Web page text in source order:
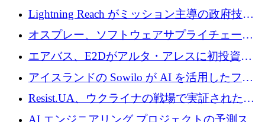
された AI の野望を推進
Lightning Reach がミッション主導の政府技術
グループとしてポートフォリオを拡大し ETG
に買収
オスプレー、ソフトウェアサプライチェーン
攻撃を阻止するために265万ドルを確保
エアバス、E2Dがアルタ・アレスに初投資、
欧州防衛技術ファンドに5億ユーロを拠出
アイスランドの Sowilo が AI を活用したファ
ッション製品インテリジェンス プラットフォ
ームを拡大するためにプレシードを調達
Resist.UA、ウクライナの戦場で実証された防
衛技術を拡大するために5,000万ユーロの欧州
AI エンジニアリング プロジェクトの予測スタ